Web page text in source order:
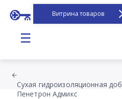
Витрина товаров
☰
Сухая гидроизоляционная
Пенетрон Адмикс